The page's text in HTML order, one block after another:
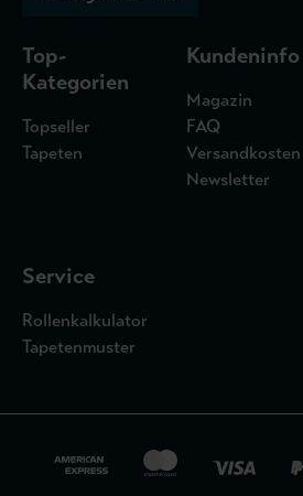
Top-
Kategorien
Topseller
Tapeten
Kundeninfo
Magazin
FAQ
Versandkosten
Newsletter
Service
Rollenkalkulator
Tapetenmuster